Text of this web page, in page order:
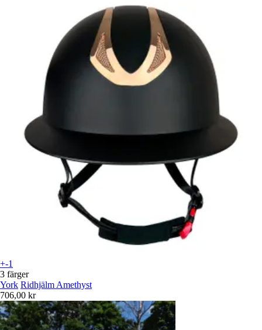
+-1
3 färger
York Ridhjälm Amethyst
706,00 kr